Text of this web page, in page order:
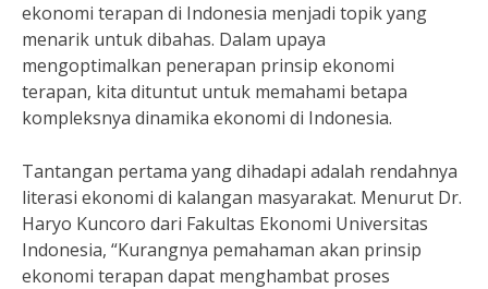
ekonomi terapan di Indonesia menjadi topik yang
menarik untuk dibahas. Dalam upaya
mengoptimalkan penerapan prinsip ekonomi
terapan, kita dituntut untuk memahami betapa
kompleksnya dinamika ekonomi di Indonesia.
Tantangan pertama yang dihadapi adalah rendahnya
literasi ekonomi di kalangan masyarakat. Menurut Dr.
Haryo Kuncoro dari Fakultas Ekonomi Universitas
Indonesia, “Kurangnya pemahaman akan prinsip
ekonomi terapan dapat menghambat proses